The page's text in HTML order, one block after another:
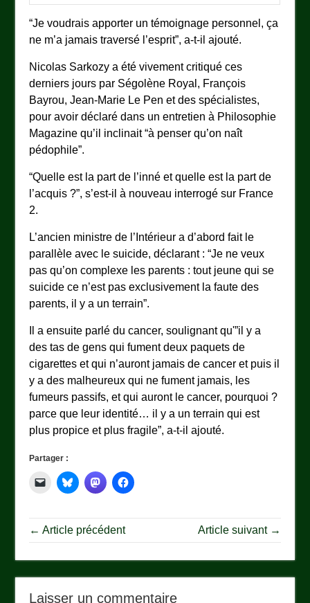
“Je voudrais apporter un témoignage personnel, ça
ne m’a jamais traversé l’esprit”, a-t-il ajouté.
Nicolas Sarkozy a été vivement critiqué ces
derniers jours par Ségolène Royal, François
Bayrou, Jean-Marie Le Pen et des spécialistes,
pour avoir déclaré dans un entretien à Philosophie
Magazine qu’il inclinait “à penser qu’on naît
pédophile”.
“Quelle est la part de l’inné et quelle est la part de
l’acquis ?”, s’est-il à nouveau interrogé sur France
2.
L’ancien ministre de l’Intérieur a d’abord fait le
parallèle avec le suicide, déclarant : “Je ne veux
pas qu’on complexe les parents : tout jeune qui se
suicide ce n’est pas exclusivement la faute des
parents, il y a un terrain”.
Il a ensuite parlé du cancer, soulignant qu'”il y a
des tas de gens qui fument deux paquets de
cigarettes et qui n’auront jamais de cancer et puis il
y a des malheureux qui ne fument jamais, les
fumeurs passifs, et qui auront le cancer, pourquoi ?
parce que leur identité… il y a un terrain qui est
plus propice et plus fragile”, a-t-il ajouté.
Partager :
← Article précédent Article suivant →
Laisser un commentaire